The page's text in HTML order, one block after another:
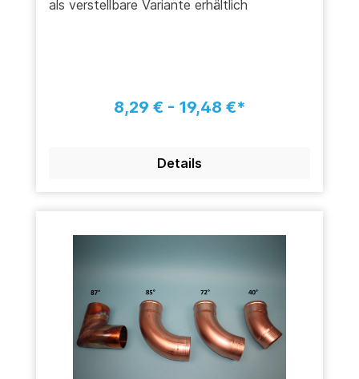
als verstellbare Variante erhältlich
8,29 € - 19,48 €*
Details